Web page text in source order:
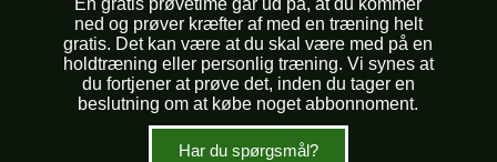
En gratis prøvetime går ud på, at du kommer
ned og prøver kræfter af med en træning helt
gratis. Det kan være at du skal være med på en
holdtræning eller personlig træning. Vi synes at
du fortjener at prøve det, inden du tager en
beslutning om at købe noget abbonnoment.
Har du spørgsmål?